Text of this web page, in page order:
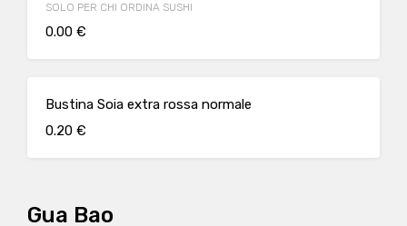
SOLO PER CHI ORDINA SUSHI
0.00 €
Bustina Soia extra rossa normale
0.20 €
Gua Bao